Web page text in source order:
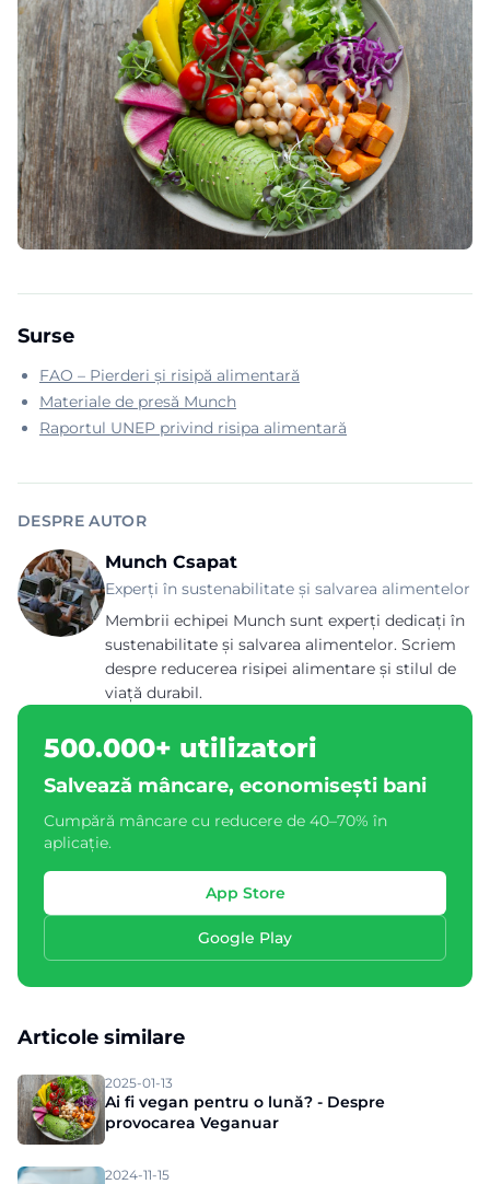
Surse
FAO – Pierderi și risipă alimentară
Materiale de presă Munch
Raportul UNEP privind risipa alimentară
DESPRE AUTOR
Munch Csapat
Experți în sustenabilitate și salvarea alimentelor
Membrii echipei Munch sunt experți dedicați în
sustenabilitate și salvarea alimentelor. Scriem
despre reducerea risipei alimentare și stilul de
viață durabil.
500.000+ utilizatori
Salvează mâncare, economisești bani
Cumpără mâncare cu reducere de 40–70% în
aplicație.
App Store
Google Play
Articole similare
2025-01-13
Ai fi vegan pentru o lună? - Despre
provocarea Veganuar
2024-11-15